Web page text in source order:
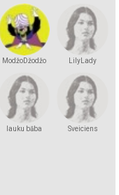
ModžoDžodžo LilyLady
lauku bāba Sveiciens